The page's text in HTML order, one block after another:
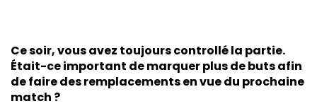
Ce soir, vous avez toujours controllé la partie.
Était-ce important de marquer plus de buts afin
de faire des remplacements en vue du prochaine
match ?